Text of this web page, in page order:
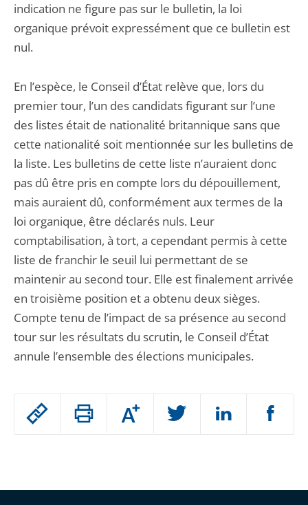
Passer
Augmenter
ou
indication ne figure pas sur le bulletin, la loi
organique prévoit expressément que ce bulletin est
nul.
En l’espèce, le Conseil d’État relève que, lors du
premier tour, l’un des candidats figurant sur l’une
des listes était de nationalité britannique sans que
cette nationalité soit mentionnée sur les bulletins de
la liste. Les bulletins de cette liste n’auraient donc
pas dû être pris en compte lors du dépouillement,
mais auraient dû, conformément aux termes de la
loi organique, être déclarés nuls. Leur
comptabilisation, à tort, a cependant permis à cette
liste de franchir le seuil lui permettant de se
maintenir au second tour. Elle est finalement arrivée
en troisième position et a obtenu deux sièges.
Compte tenu de l’impact de sa présence au second
tour sur les résultats du scrutin, le Conseil d’État
annule l’ensemble des élections municipales.